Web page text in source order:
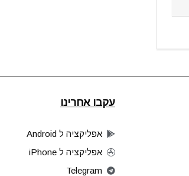
עקבו אחרינו
אפליקציה ל Android
אפליקציה ל iPhone
Telegram